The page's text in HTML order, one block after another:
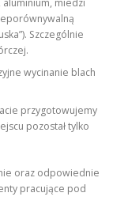
miedzi
Szczególnie
wycinanie blach
przygotowujemy
pozostał tylko
oraz odpowiednie
pracujące pod